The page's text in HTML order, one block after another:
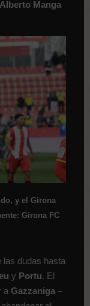
Manga
y el Girona
Girona FC
las dudas hasta
y Portu. El
a Gazzaniga –